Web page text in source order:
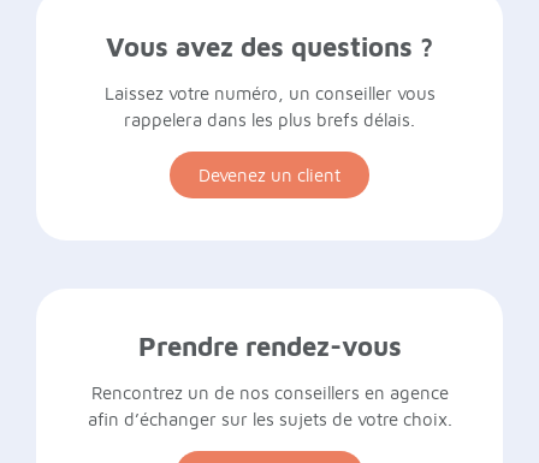
Vous avez des questions ?
Laissez votre numéro, un conseiller vous
rappelera dans les plus brefs délais.
Devenez un client
Prendre rendez-vous
Rencontrez un de nos conseillers en agence
afin d’échanger sur les sujets de votre choix.